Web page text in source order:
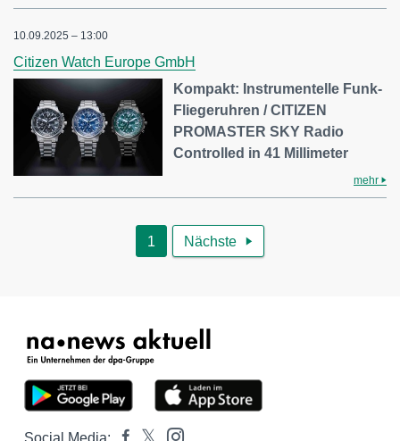
10.09.2025 – 13:00
Citizen Watch Europe GmbH
Kompakt: Instrumentelle Funk-
Fliegeruhren / CITIZEN
PROMASTER SKY Radio
Controlled in 41 Millimeter
mehr
1 Nächste 
Social Media: